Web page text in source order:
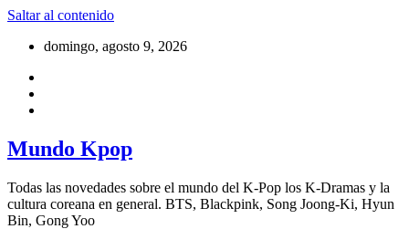
Saltar al contenido
domingo, agosto 9, 2026
Mundo Kpop
Todas las novedades sobre el mundo del K-Pop los K-Dramas y la
cultura coreana en general. BTS, Blackpink, Song Joong-Ki, Hyun
Bin, Gong Yoo